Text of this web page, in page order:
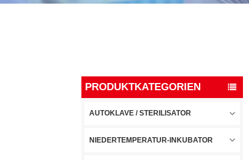
PRODUKTKATEGORIEN
AUTOKLAVE / STERILISATOR
NIEDERTEMPERATUR-INKUBATOR